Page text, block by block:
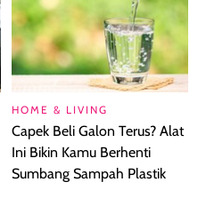
HOME & LIVING
Capek Beli Galon Terus? Alat
Ini Bikin Kamu Berhenti
Sumbang Sampah Plastik